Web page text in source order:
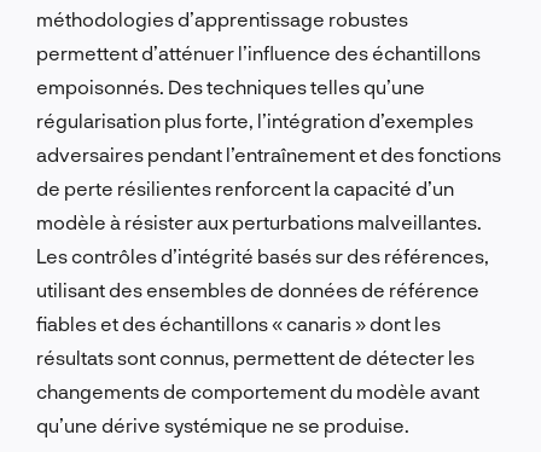
méthodologies d’apprentissage robustes
permettent d’atténuer l’influence des échantillons
empoisonnés. Des techniques telles qu’une
régularisation plus forte, l’intégration d’exemples
adversaires pendant l’entraînement et des fonctions
de perte résilientes renforcent la capacité d’un
modèle à résister aux perturbations malveillantes.
Les contrôles d’intégrité basés sur des références,
utilisant des ensembles de données de référence
fiables et des échantillons « canaris » dont les
résultats sont connus, permettent de détecter les
changements de comportement du modèle avant
qu’une dérive systémique ne se produise.